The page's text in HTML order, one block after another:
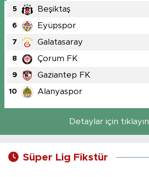
5 Beşiktaş
6 Eyüpspor
7 Galatasaray
8 Çorum FK
9 Gaziantep FK
10 Alanyaspor
Detaylar için tıklayın
Süper Lig Fikstür